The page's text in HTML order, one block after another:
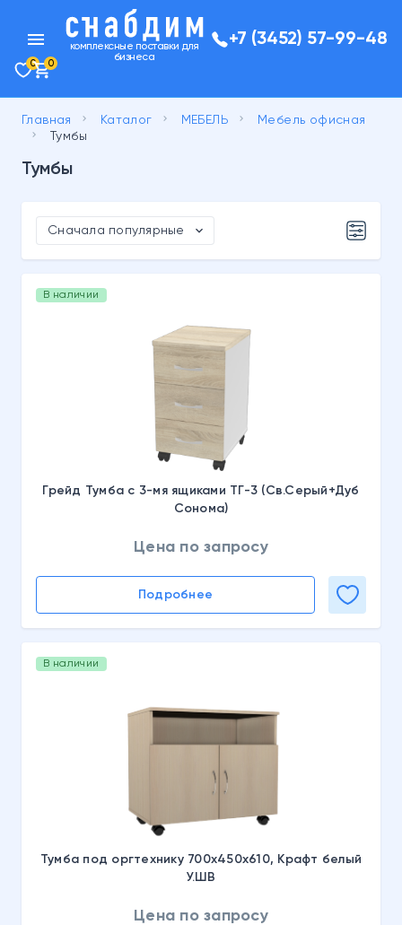
menu
комплексные поставки для
бизнеса
+7 (3452) 57-99-48
0 0
Главная keyboard_arrow_right Каталог keyboard_arrow_right МЕБЕЛЬ keyboard_arrow_right Мебель офисная
keyboard_arrow_right Тумбы
Тумбы
Сначала популярные expand_more
В наличии
Грейд Тумба с 3-мя ящиками ТГ-3 (Св.Серый+Дуб
Сонома)
Цена по запросу
Подробнее
В наличии
Тумба под оргтехнику 700х450х610, Крафт белый
У.ШВ
Цена по запросу